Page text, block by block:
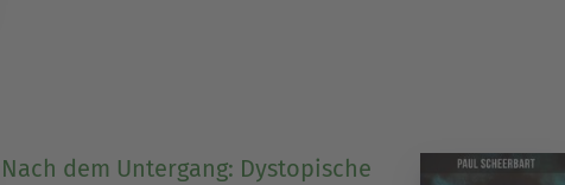
Nach dem Untergang: Dystopische